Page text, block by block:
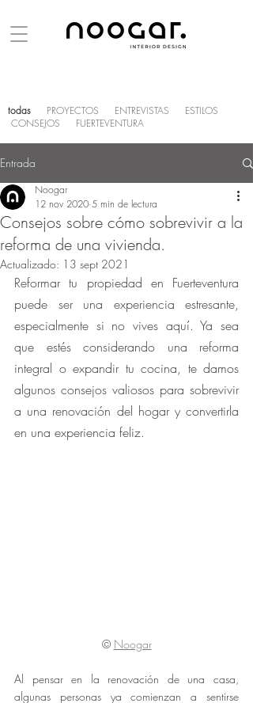
todas PROYECTOS ENTREVISTAS
ESTILOS
CONSEJOS
FUERTEVENTURA
Entrada
Consejos sobre cómo sobrevivir a la
reforma de una vivienda.
Noogar
12 nov 2020 5 min de lectura
Actualizado: 13 sept 2021
Reformar tu propiedad en Fuerteventura
puede ser una experiencia estresante,
especialmente si no vives aquí. Ya sea
que estés considerando una reforma
integral o expandir tu cocina, te damos
algunos consejos valiosos para sobrevivir
a una renovación del hogar y convertirla
en una experiencia feliz.
© Noogar
Al pensar en la renovación de una casa,
algunas personas ya comienzan a sentirse